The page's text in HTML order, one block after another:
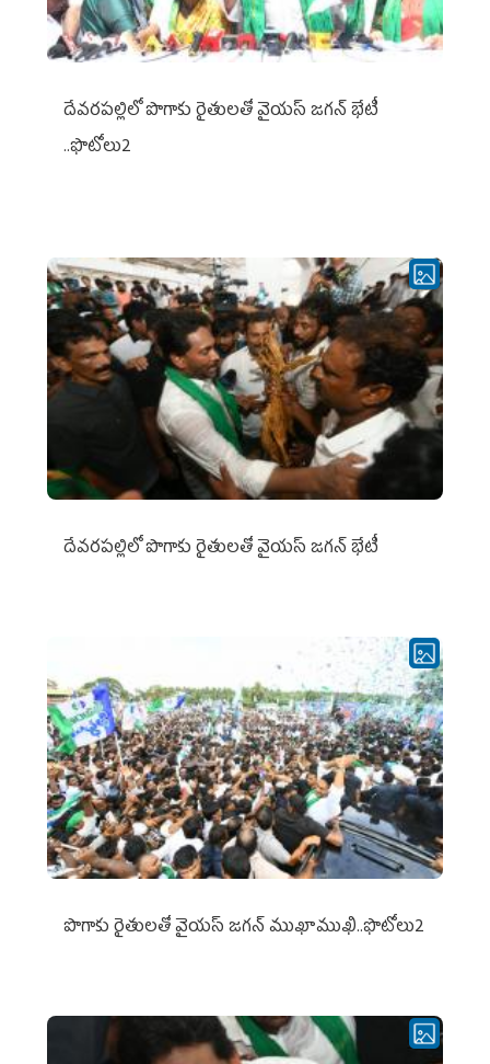
దేవరపల్లిలో పొగాకు రైతులతో వైయస్ జగన్ భేటీ
..ఫొటోలు2
దేవరపల్లిలో పొగాకు రైతులతో వైయస్ జగన్ భేటీ
పొగాకు రైతుల‌తో వైయ‌స్ జ‌గ‌న్ ముఖాముఖి..ఫొటోలు2